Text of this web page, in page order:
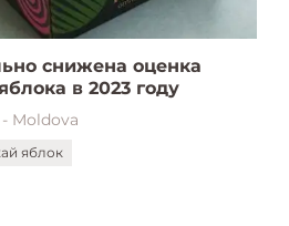
снижена оценка
в 2023 году
Moldova
яблок